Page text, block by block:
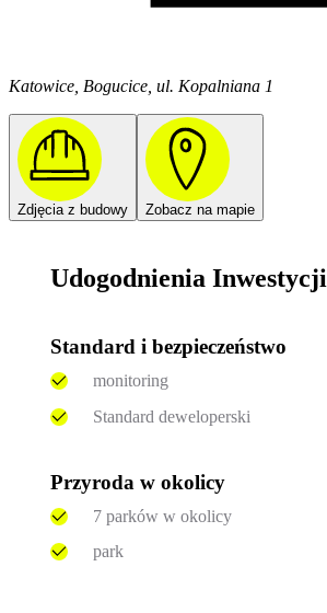
Katowice, Bogucice, ul. Kopalniana 1
Zdjęcia z budowy Zobacz na mapie
Udogodnienia Inwestycji
Standard i bezpieczeństwo
monitoring
Standard deweloperski
Przyroda w okolicy
7 parków w okolicy
park